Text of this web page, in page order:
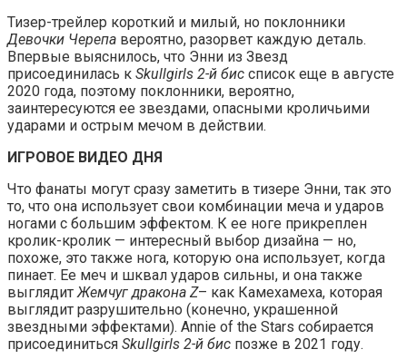
Тизер-трейлер короткий и милый, но поклонники
Девочки Черепа вероятно, разорвет каждую деталь.
Впервые выяснилось, что Энни из Звезд
присоединилась к Skullgirls 2-й бис список еще в августе
2020 года, поэтому поклонники, вероятно,
заинтересуются ее звездами, опасными кроличьими
ударами и острым мечом в действии.
ИГРОВОЕ ВИДЕО ДНЯ
Что фанаты могут сразу заметить в тизере Энни, так это
то, что она использует свои комбинации меча и ударов
ногами с большим эффектом. К ее ноге прикреплен
кролик-кролик — интересный выбор дизайна — но,
похоже, это также нога, которую она использует, когда
пинает. Ее меч и шквал ударов сильны, и она также
выглядитЖемчуг дракона Z– как Камехамеха, которая
выглядит разрушительно (конечно, украшенной
звездными эффектами). Annie of the Stars собирается
присоединиться Skullgirls 2-й бис позже в 2021 году.